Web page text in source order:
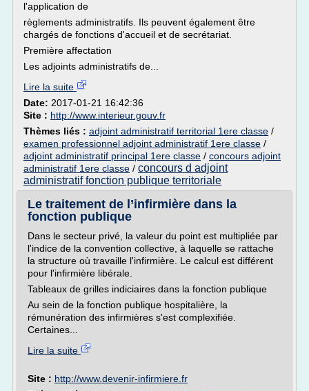
l'application de
règlements administratifs. Ils peuvent également être
chargés de fonctions d'accueil et de secrétariat.
Première affectation
Les adjoints administratifs de...
Lire la suite
Date: 2017-01-21 16:42:36
Site : http://www.interieur.gouv.fr
Thèmes liés : adjoint administratif territorial 1ere classe /
examen professionnel adjoint administratif 1ere classe /
adjoint administratif principal 1ere classe / concours adjoint
administratif 1ere classe / concours d adjoint
administratif fonction publique territoriale
Le traitement de l’infirmière dans la
fonction publique
Dans le secteur privé, la valeur du point est multipliée par
l'indice de la convention collective, à laquelle se rattache
la structure où travaille l'infirmière. Le calcul est différent
pour l'infirmière libérale.
Tableaux de grilles indiciaires dans la fonction publique
Au sein de la fonction publique hospitalière, la
rémunération des infirmières s'est complexifiée.
Certaines...
Lire la suite
Site : http://www.devenir-infirmiere.fr